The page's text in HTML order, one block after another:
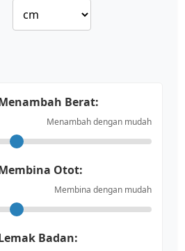
Berat:
Menambah dengan mudah
Otot:
Membina dengan mudah
Badan: